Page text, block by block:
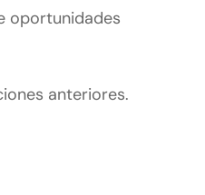
oportunidades
anteriores.